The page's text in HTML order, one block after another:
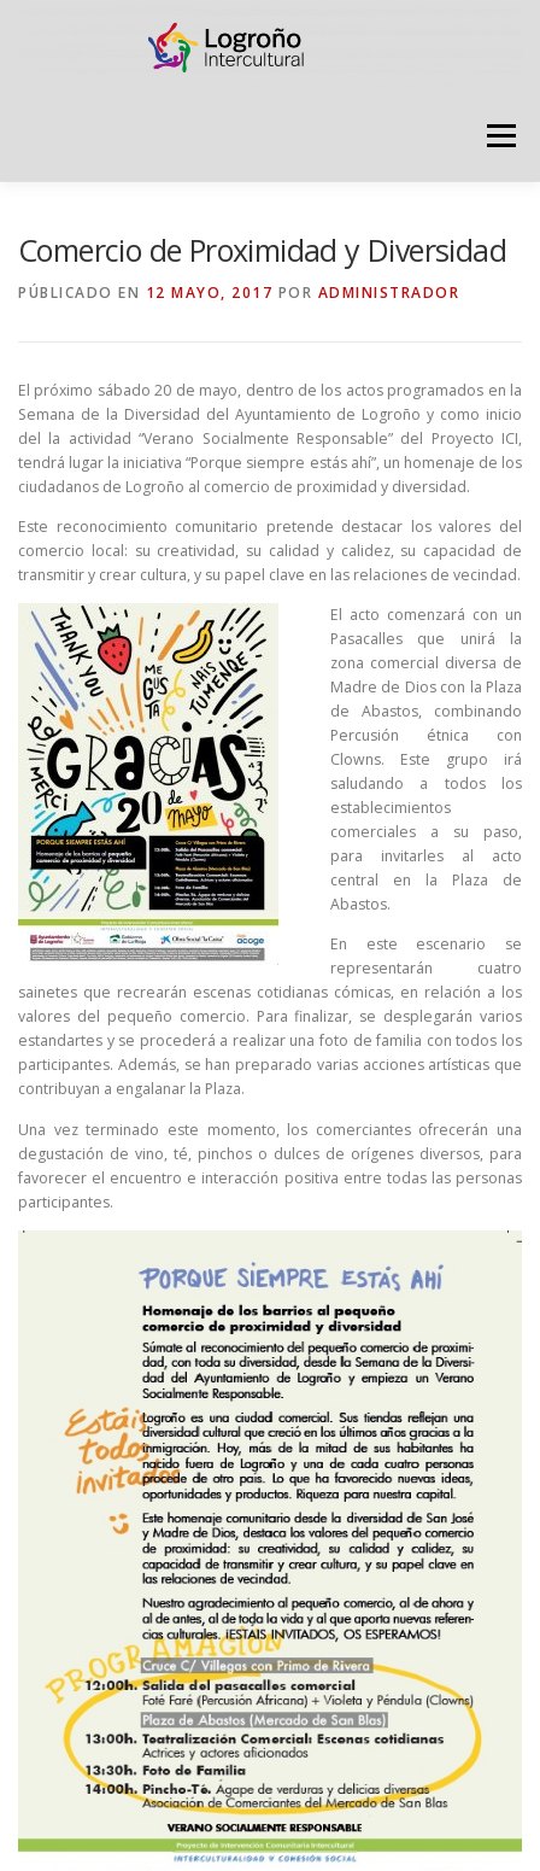
Menú
GRADÚATE EN CONVIVENCIA CAMPAÑAS
RECURSOS PUNTO DE ACOGIDA
Comercio de Proximidad y Diversidad
PÚBLICADO EN 12 MAYO, 2017 POR ADMINISTRADOR
El próximo sábado 20 de mayo, dentro de los actos programados en la
Semana de la Diversidad del Ayuntamiento de Logroño y como inicio
del la actividad “Verano Socialmente Responsable” del Proyecto ICI,
tendrá lugar la iniciativa “Porque siempre estás ahí”, un homenaje de los
ciudadanos de Logroño al comercio de proximidad y diversidad.
Este reconocimiento comunitario pretende destacar los valores del
comercio local: su creatividad, su calidad y calidez, su capacidad de
transmitir y crear cultura, y su papel clave en las relaciones de vecindad.
El acto comenzará con un
Pasacalles que unirá la
zona comercial diversa de
Madre de Dios con la Plaza
de Abastos, combinando
Percusión étnica con
Clowns. Este grupo irá
saludando a todos los
establecimientos
comerciales a su paso,
para invitarles al acto
central en la Plaza de
Abastos.
En este escenario se
representarán cuatro
sainetes que recrearán escenas cotidianas cómicas, en relación a los
valores del pequeño comercio. Para finalizar, se desplegarán varios
estandartes y se procederá a realizar una foto de familia con todos los
participantes. Además, se han preparado varias acciones artísticas que
contribuyan a engalanar la Plaza.
Una vez terminado este momento, los comerciantes ofrecerán una
degustación de vino, té, pinchos o dulces de orígenes diversos, para
favorecer el encuentro e interacción positiva entre todas las personas
participantes.